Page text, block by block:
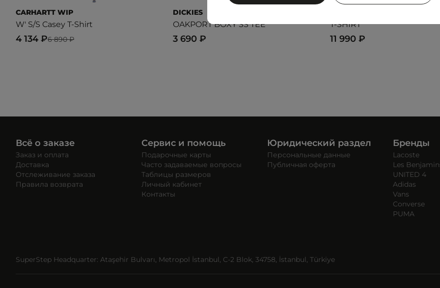
CARHARTT WIP
W' S/S Casey T-Shirt
6 890 ₽
4 134 ₽
DICKIES
OAKPORT BOXY SS TEE
3 690 ₽
T-SHIRT
11 990 ₽
Всё о заказе
Заказ и оплата
Доставка
Отслеживание заказа
Правила возврата
Сервис и помощь
Подарочные карты
Часто задаваемые вопросы
Таблицы размеров
Личный кабинет
Контакты
Юридический раздел
Персональные данные
Публичная оферта
Бренды
Lacoste
Les
UNITED 4
Adidas
Vans
Converse
PUMA
SuperStep Headquarter: Ataşehir Bulvarı, Metropol İstanbul, C-2 Blok, 34758, İstanbul, Türkiye